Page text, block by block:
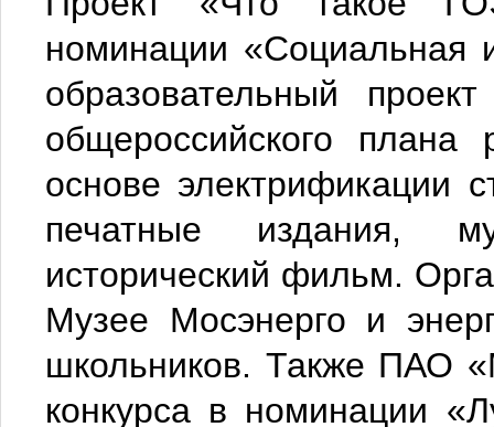
номинации «Социальная
образовательный
общероссийского плана
основе электрификации
печатные издания,
исторический фильм.
Музее Мосэнерго и
школьников. Также ПАО
конкурса в номинации